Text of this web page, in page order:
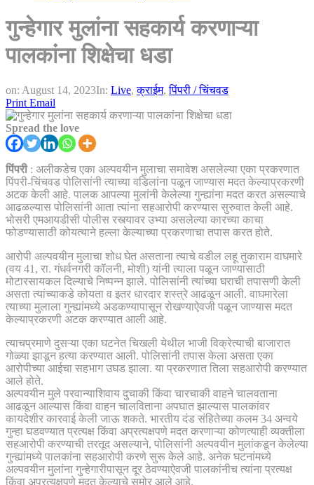
गुन्हेगार मुलांना सहकार्य करणाऱ्या
पालकांना शिक्षेचा धडा
on: August 14, 2023In: Live,क्राईम,पिंपरी / चिंचवड
Print Email
Spread the love
पिंपरी: अलीकडेच एका अल्पवयीन मुलाचा समावेश असलेल्या एका प्रकरणात
पिंपरी-चिंचवड पोलिसांनी त्याच्या वडिलांना पळून जाण्यास मदत केल्याप्रकरणी
अटक केली आहे. पालक आपल्या मुलांनी केलेल्या गुन्ह्यांना मदत करत असल्याचे
आढळल्यास पोलिसांनी आता त्यांना सहआरोपी करण्यास सुरुवात केली आहे.
भोसरी एमआयडीसी पोलीस रस्त्यावर उभ्या असलेल्या कारच्या काचा
फोडण्यासाठी कोयत्याने हल्ला केल्याच्या प्रकरणाचा तपास करत होते.
आरोपी अल्पवयीन मुलाचा शोध घेत असताना त्याचे वडील लहू तुकाराम वाघमारे
(वय 41, रा. गंधर्वनगरी कॉलनी, मोशी) यांनी त्याला पळून जाण्यासाठी
मोटारसायकल दिल्याचे निष्पन्न झाले. पोलिसांनी त्यांच्या घराची तपासणी केली
असता त्यांच्याकडे कोयता व इतर धारदार शस्त्रे आढळून आली. वाघमारेला
त्याच्या मुलाला गुन्ह्यांमध्ये अडकण्यापासून रोखण्याऐवजी पळून जाण्यास मदत
केल्याप्रकरणी अटक करण्यात आली आहे.
त्याचप्रमाणे दुसऱ्या एका घटनेत चिखली येथील भाजी विक्रेत्याची बाजारात
गोळ्या झाडून हत्या करण्यात आली. पोलिसांनी तपास केला असता एका
आरोपीच्या आईचा सहभाग उघड झाला. या प्रकरणात तिला सहआरोपी करण्यात
आले होते.
अल्पवयीन मुले परवान्याशिवाय दुचाकी किंवा चारचाकी वाहने चालवताना
आढळून आल्यास किंवा वाहन चालविताना अपघात झाल्यास पालकांवर
कायदेशीर कारवाई केली जाऊ शकते. भारतीय दंड संहितेच्या कलम 34 अन्वये
गुन्हा घडवण्यात प्रत्यक्ष किंवा अप्रत्यक्षपणे मदत करणाऱ्या कोणत्याही व्यक्तीला
सहआरोपी करण्याची तरतूद असल्याने, पोलिसांनी अल्पवयीन मुलांकडून केलेल्या
गुन्ह्यांमध्ये पालकांना सहआरोपी करणे सुरू केले आहे. अनेक घटनांमध्ये
अल्पवयीन मुलांना गुन्हेगारीपासून दूर ठेवण्याऐवजी पालकांनीच त्यांना प्रत्यक्ष
किंवा अप्रत्यक्षपणे मदत केल्याचे समोर आले आहे.